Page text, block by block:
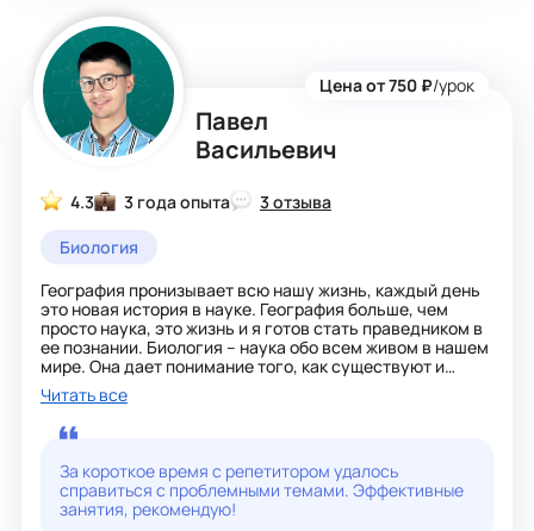
Павел
Васильевич
Цена от 750 ₽/урок
4.3 3 года опыта
3 отзыва
Биология
География пронизывает всю нашу жизнь, каждый день
это новая история в науке. География больше, чем
просто наука, это жизнь и я готов стать праведником в
ее познании. Биология – наука обо всем живом в нашем
мире. Она дает понимание того, как существуют и
взаимодействуют разные организмы. Она позволяет
понять, насколько разнообразны формы жизни. Кроме
того, эта наука охватывает другие области
исследований, которые связаны с экосистемой,
лекарствами, продуктами питания, медициной и т.д.
Имею опыт преподавания, победы в конкурсах, как
личные, так моих обучающихся, также высокие
результаты на экзаменах. Приходите ко мне на
Читать все
За короткое время с репетитором удалось
справиться с проблемными темами. Эффективные
занятия, рекомендую!